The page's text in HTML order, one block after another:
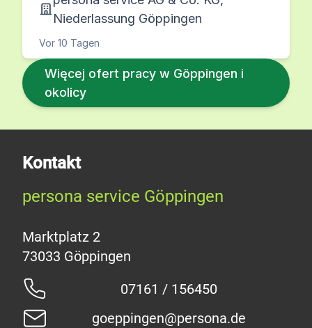
Niederlassung Göppingen
Vor 10 Tagen
Więcej ofert pracy w Göppingen i
okolicy
Kontakt
persona service Göppingen
Marktplatz 2
07161 / 156450
goeppingen@persona.de